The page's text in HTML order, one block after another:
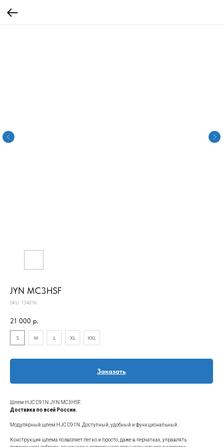
JYN MC3HSF
SKU: 134216
21 000 р.
S M L XL XXL
Заказать
Шлем HJC C91N JYN MC3HSF.
Доставка по всей России.
Модулярный шлем HJC C91N. Доступный, удобный и функциональный.
Конструкция шлема позволяет легко и просто, даже в перчатках, управлять